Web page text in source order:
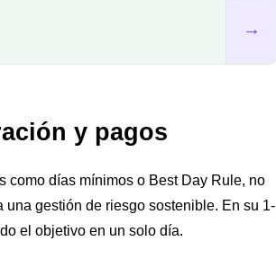
→
y pagos
como días mínimos o Best Day Rule, no
gestión de riesgo sostenible. En su 1-
el objetivo en un solo día.